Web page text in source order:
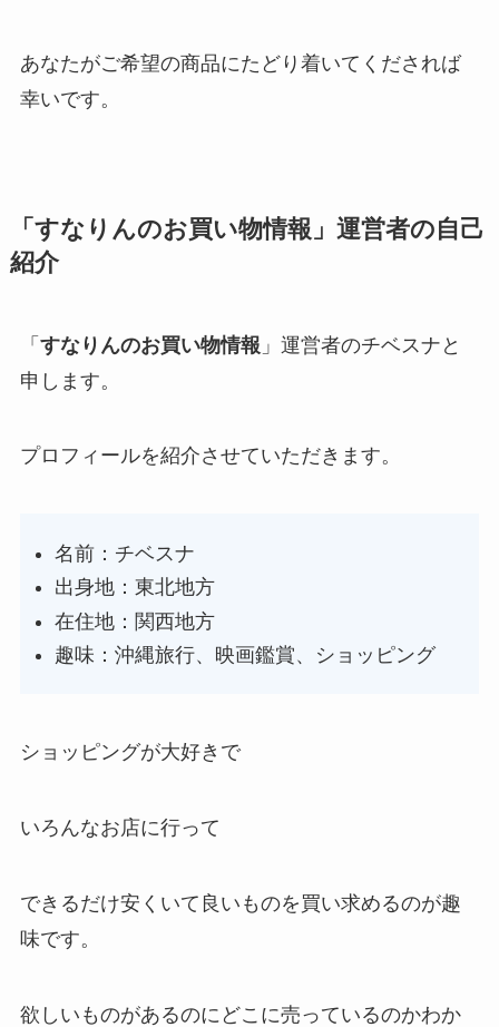
あなたがご希望の商品にたどり着いてくだされば
幸いです。
「 すなりんのお買い物情報 」運営者の自己
紹介
「 すなりんのお買い物情報 」運営者のチベスナと
申します。
プロフィールを紹介させていただきます。
名前：チベスナ
出身地：東北地方
在住地：関西地方
趣味：沖縄旅行、映画鑑賞、ショッピング
ショッピングが大好きで
いろんなお店に行って
できるだけ安くいて良いものを買い求めるのが趣
味です。
欲しいものがあるのにどこに売っているのかわか